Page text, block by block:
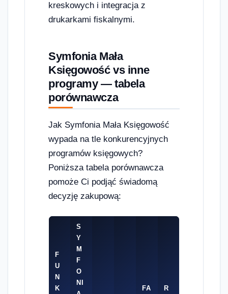
kreskowych i integracja z
drukarkami fiskalnymi.
Symfonia Mała
Księgowość vs inne
programy — tabela
porównawcza
Jak Symfonia Mała Księgowość
wypada na tle konkurencyjnych
programów księgowych?
Poniższa tabela porównawcza
pomoże Ci podjąć świadomą
decyzję zakupową:
F
U
N
K
S
Y
M
F
O
NI
FA
R